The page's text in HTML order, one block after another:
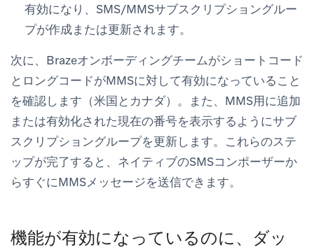
有効になり、SMS/MMSサブスクリプショングルー
プが作成または更新されます。
次に、Brazeオンボーディングチームがショートコード
とロングコードがMMSに対して有効になっていること
を確認します（米国とカナダ）。また、MMS用に追加
または有効化された現在の番号を表示するようにサブ
スクリプショングループを更新します。これらのステ
ップが完了すると、ネイティブのSMSコンポーザーか
らすぐにMMSメッセージを送信できます。
機能が有効になっているのに、ダッ